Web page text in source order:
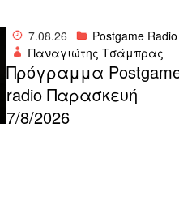
7.08.26
Postgame Radio
Παναγιώτης Τσάμπρας
Πρόγραμμα
radio Παρασκευή
7/8/2026